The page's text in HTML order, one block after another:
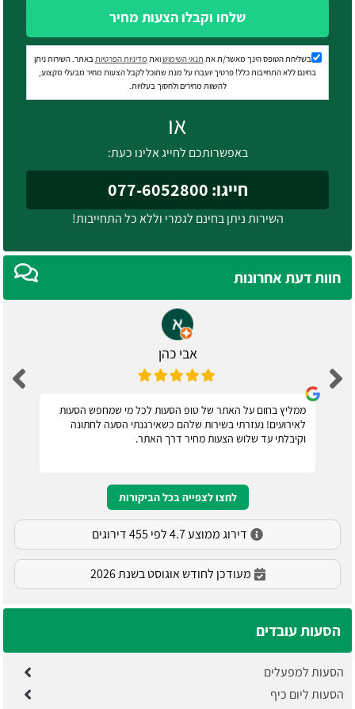
שלחו וקבלו הצעות מחיר
בשליחת הטופס הינך מאשר/ת את תנאי השימושואת מדיניות הפרטיות באתר. השירות ניתן
בחינם ללא התחייבות כלל! פרטיך יועברו על מנת שתוכל לקבל הצעות מחיר מבעלי מקצוע,
להשוות מחירים ולחסוך בעלויות.
או
באפשרותכם לחייג אלינו כעת:
חייגו: 077-6052800
השירות ניתן בחינם לגמרי וללא כל התחייבות!
חוות דעת אחרונות
אבי כהן
ממליץ בחום על האתר של טופ הסעות לכל מי שמחפש הסעות
לאירועים! נעזרתי בשירות שלהם כשאירגנתי הסעה לחתונה
וקיבלתי עד שלוש הצעות מחיר דרך האתר.
לחצו לצפייה בכל הביקורות
דירוג ממוצע 4.7 לפי 455 דירוגים
מעודכן לחודש אוגוסט בשנת 2026
הסעות עובדים
הסעות למפעלים
הסעות ליום כיף